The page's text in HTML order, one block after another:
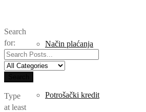
Način plaćanja
Potrošački kredit
Search
for:
Type
at least